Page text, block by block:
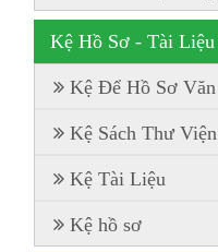
Kệ Hồ Sơ - Tài Liệu
Kệ Để Hồ Sơ Văn
Kệ Sách Thư Viện
Kệ Tài Liệu
Kệ hồ sơ